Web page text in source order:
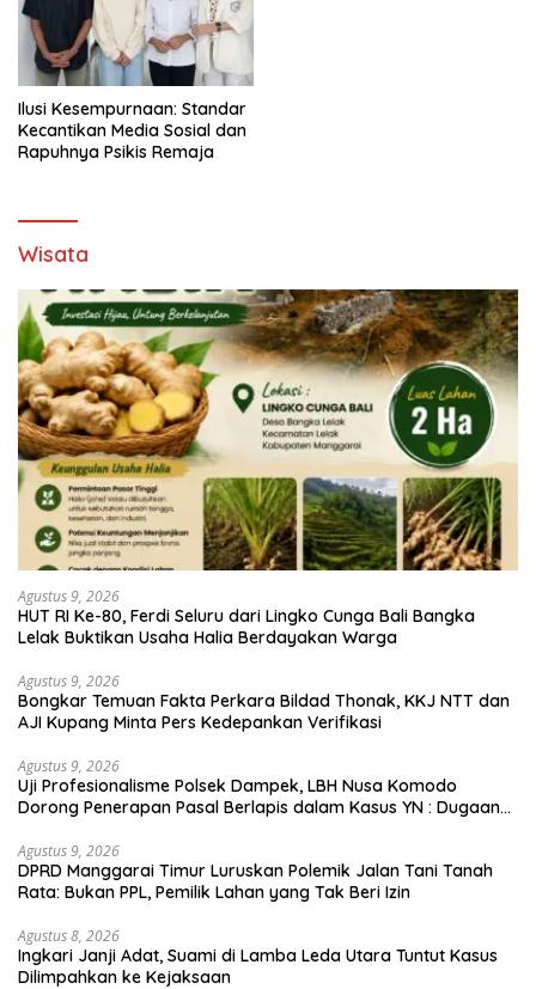
Ilusi Kesempurnaan: Standar
Kecantikan Media Sosial dan
Rapuhnya Psikis Remaja
Wisata
Agustus 9, 2026
HUT RI Ke-80, Ferdi Seluru dari Lingko Cunga Bali Bangka
Lelak Buktikan Usaha Halia Berdayakan Warga
Agustus 9, 2026
Bongkar Temuan Fakta Perkara Bildad Thonak, KKJ NTT dan
AJI Kupang Minta Pers Kedepankan Verifikasi
Agustus 9, 2026
Uji Profesionalisme Polsek Dampek, LBH Nusa Komodo
Dorong Penerapan Pasal Berlapis dalam Kasus YN : Dugaan
Agustus 9, 2026
DPRD Manggarai Timur Luruskan Polemik Jalan Tani Tanah
Rata: Bukan PPL, Pemilik Lahan yang Tak Beri Izin
Agustus 8, 2026
Ingkari Janji Adat, Suami di Lamba Leda Utara Tuntut Kasus
Dilimpahkan ke Kejaksaan